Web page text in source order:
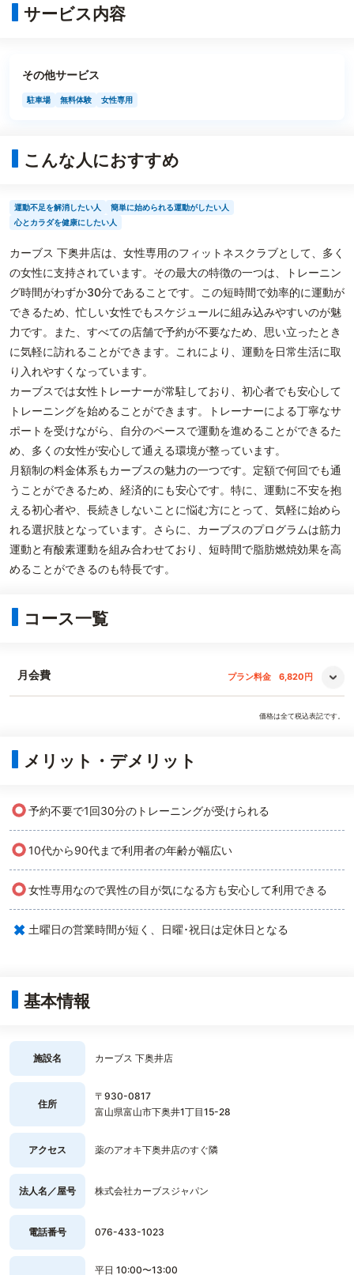
サービス内容
その他サービス
駐車場 無料体験 女性専用
こんな人におすすめ
運動不足を解消したい人
簡単に始められる運動がしたい人
心とカラダを健康にしたい人
カーブス 下奥井店は、女性専用のフィットネスクラブとして、多く
の女性に支持されています。その最大の特徴の一つは、トレーニン
グ時間がわずか30分であることです。この短時間で効率的に運動が
できるため、忙しい女性でもスケジュールに組み込みやすいのが魅
力です。また、すべての店舗で予約が不要なため、思い立ったとき
に気軽に訪れることができます。これにより、運動を日常生活に取
り入れやすくなっています。
カーブスでは女性トレーナーが常駐しており、初心者でも安心して
トレーニングを始めることができます。トレーナーによる丁寧なサ
ポートを受けながら、自分のペースで運動を進めることができるた
め、多くの女性が安心して通える環境が整っています。
月額制の料金体系もカーブスの魅力の一つです。定額で何回でも通
うことができるため、経済的にも安心です。特に、運動に不安を抱
える初心者や、長続きしないことに悩む方にとって、気軽に始めら
れる選択肢となっています。さらに、カーブスのプログラムは筋力
運動と有酸素運動を組み合わせており、短時間で脂肪燃焼効果を高
めることができるのも特長です。
コース一覧
月会費 プラン料金 6,820円
価格は全て税込表記です。
メリット・デメリット
○予約不要で1回30分のトレーニングが受けられる
○10代から90代まで利用者の年齢が幅広い
○女性専用なので異性の目が気になる方も安心して利用できる
× 土曜日の営業時間が短く、日曜･祝日は定休日となる
基本情報
施設名 カーブス 下奥井店
住所
〒930-0817
富山県富山市下奥井1丁目15-28
アクセス 薬のアオキ下奥井店のすぐ隣
法人名／屋号 株式会社カーブスジャパン
電話番号 076-433-1023
平日 10:00〜13:00